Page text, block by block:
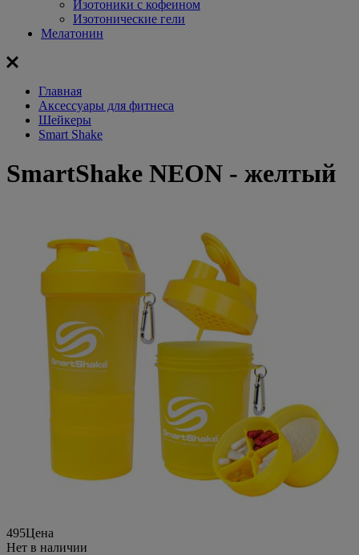
Изотоники с кофеином
Изотонические гели
Мелатонин
Главная
Aксессуары для фитнеса
Шейкеры
Smart Shake
SmartShake NEON - желтый
495Цена
Нет в наличии